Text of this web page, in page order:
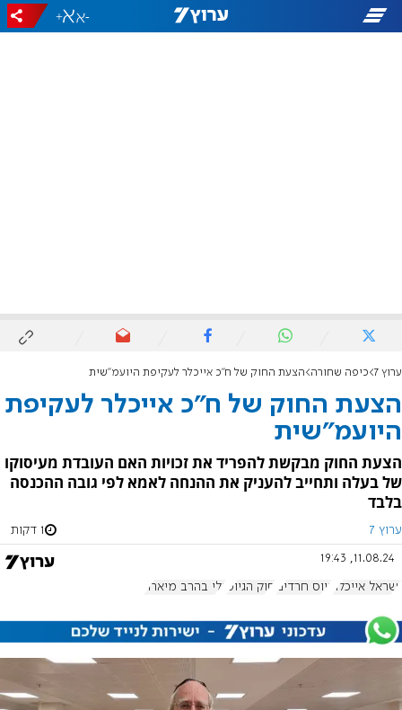
-
+
ערוץ 7 כיפה שחורה הצעת החוק של ח"כ אייכלר לעקיפת היועמ"שית
הצעת החוק של ח"כ אייכלר לעקיפת
היועמ"שית
הצעת החוק מבקשת להפריד את זכויות האם העובדת מעיסוקו
של בעלה ותחייב להעניק את ההנחה לאמא לפי גובה ההכנסה
בלבד
ערוץ 7 1 דקות
11.08.24, 19:43
ישראל אייכלר גיוס חרדים חוק הגיוס גלי בהרב מיארה